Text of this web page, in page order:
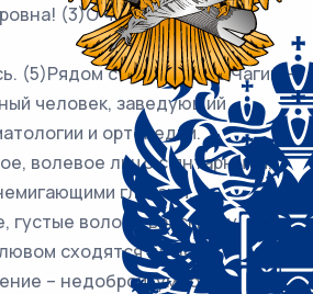
(3)О чём вы так
стоял доктор Чагин –
человек, заведующий
и ортопедии.
волевое лицо с янтарными,
глазами.
волосы враскидку
сходятся на лбу.
– недоброй, умной,